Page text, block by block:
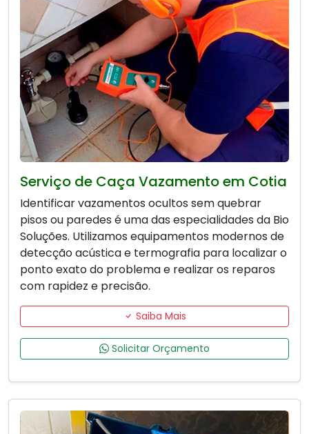
Serviço de Caça Vazamento em Cotia
Identificar vazamentos ocultos sem quebrar
pisos ou paredes é uma das especialidades da Bio
Soluções. Utilizamos equipamentos modernos de
detecção acústica e termografia para localizar o
ponto exato do problema e realizar os reparos
com rapidez e precisão.
Saiba Mais
Solicitar Orçamento